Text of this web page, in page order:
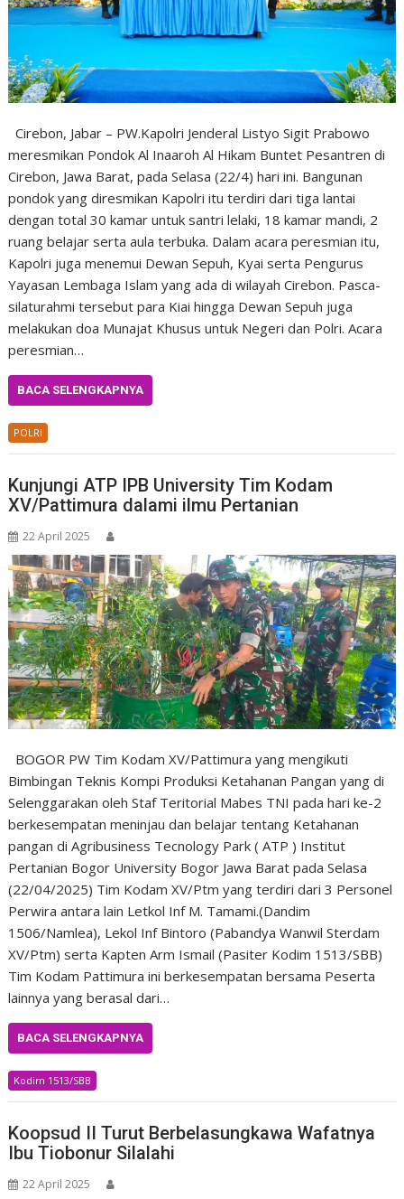
Cirebon, Jabar – PW.Kapolri Jenderal Listyo Sigit Prabowo
meresmikan Pondok Al Inaaroh Al Hikam Buntet Pesantren di
Cirebon, Jawa Barat, pada Selasa (22/4) hari ini. Bangunan
pondok yang diresmikan Kapolri itu terdiri dari tiga lantai
dengan total 30 kamar untuk santri lelaki, 18 kamar mandi, 2
ruang belajar serta aula terbuka. Dalam acara peresmian itu,
Kapolri juga menemui Dewan Sepuh, Kyai serta Pengurus
Yayasan Lembaga Islam yang ada di wilayah Cirebon. Pasca-
silaturahmi tersebut para Kiai hingga Dewan Sepuh juga
melakukan doa Munajat Khusus untuk Negeri dan Polri. Acara
peresmian…
BACA SELENGKAPNYA
POLRI
Kunjungi ATP IPB University Tim Kodam
XV/Pattimura dalami ilmu Pertanian
22 April 2025
BOGOR PW Tim Kodam XV/Pattimura yang mengikuti
Bimbingan Teknis Kompi Produksi Ketahanan Pangan yang di
Selenggarakan oleh Staf Teritorial Mabes TNI pada hari ke-2
berkesempatan meninjau dan belajar tentang Ketahanan
pangan di Agribusiness Tecnology Park ( ATP ) Institut
Pertanian Bogor University Bogor Jawa Barat pada Selasa
(22/04/2025) Tim Kodam XV/Ptm yang terdiri dari 3 Personel
Perwira antara lain Letkol Inf M. Tamami.(Dandim
1506/Namlea), Lekol Inf Bintoro (Pabandya Wanwil Sterdam
XV/Ptm) serta Kapten Arm Ismail (Pasiter Kodim 1513/SBB)
Tim Kodam Pattimura ini berkesempatan bersama Peserta
lainnya yang berasal dari…
BACA SELENGKAPNYA
Kodim 1513/SBB
Koopsud II Turut Berbelasungkawa Wafatnya
Ibu Tiobonur Silalahi
22 April 2025